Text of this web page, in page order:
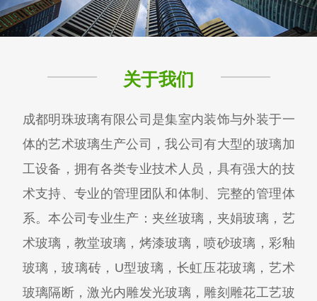
关于我们
成都明珠玻璃有限公司是集室内装饰与外装于一
体的艺术玻璃生产公司，我公司有大型的玻璃加
工设备，拥有各类专业技术人员，具有强大的技
术支持、专业的管理团队和体制、完整的管理体
系。本公司专业生产：夹丝玻璃，夹娟玻璃，艺
术玻璃，教堂玻璃，烤漆玻璃，喷砂玻璃，彩釉
玻璃，玻璃砖，U型玻璃，长虹压花玻璃，艺术
玻璃隔断，激光内雕发光玻璃，雕刻雕花工艺玻